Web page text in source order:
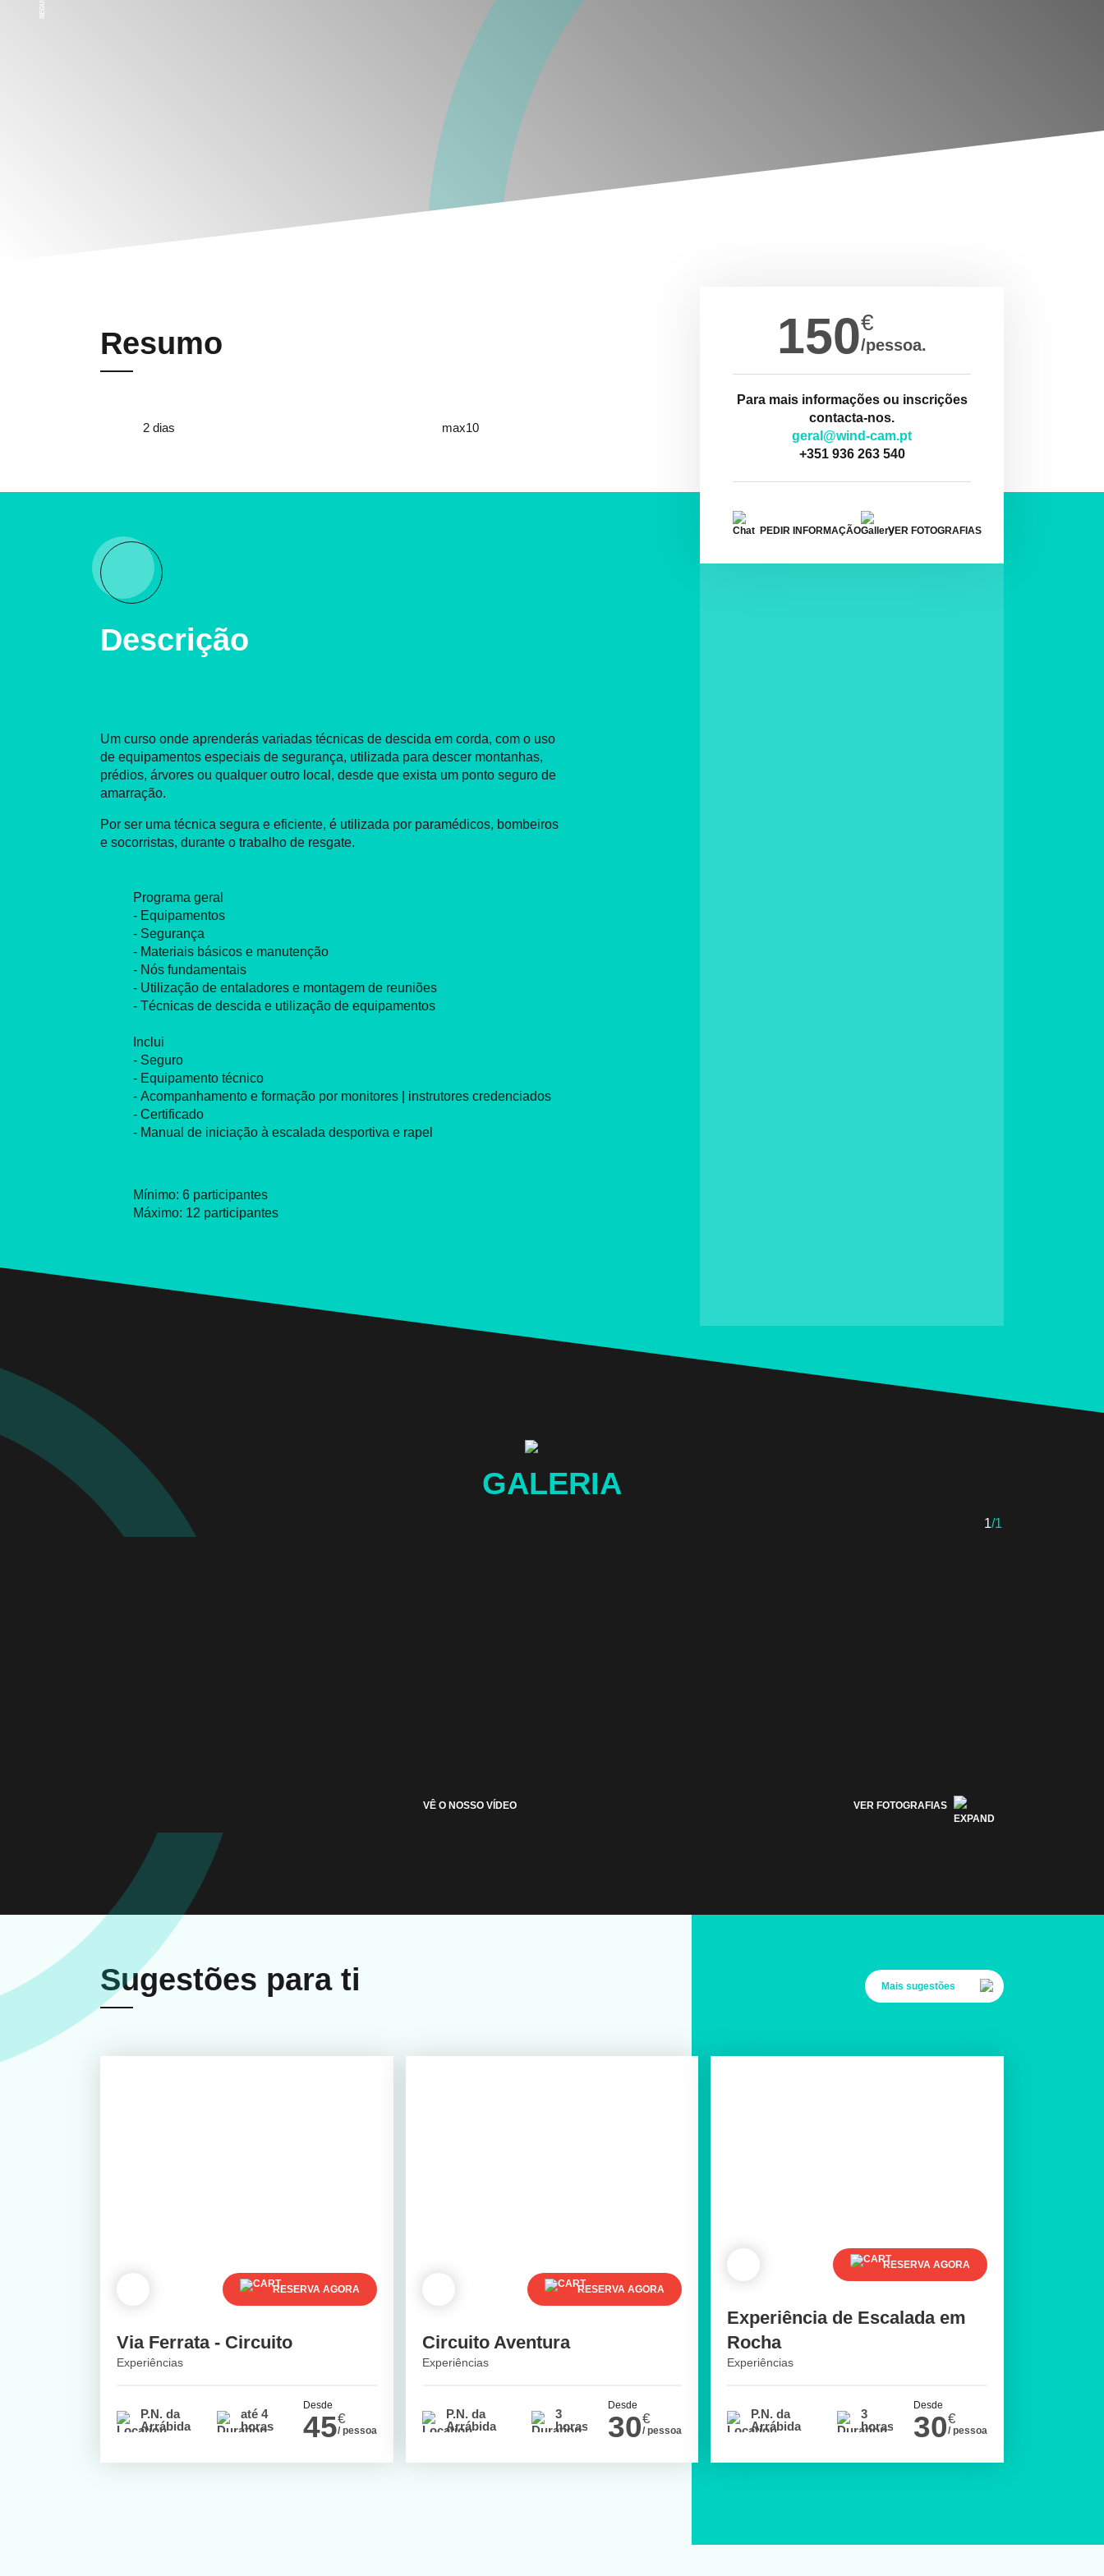
150€
/pessoa.
Para mais informações ou inscrições
contacta-nos.
geral@wind-cam.pt
+351 936 263 540
PEDIR INFORMAÇÃO VER FOTOGRAFIAS
Resumo
2 dias max10
Descrição
Um curso onde aprenderás variadas técnicas de descida em corda, com o uso
de equipamentos especiais de segurança, utilizada para descer montanhas,
prédios, árvores ou qualquer outro local, desde que exista um ponto seguro de
amarração.
Por ser uma técnica segura e eficiente, é utilizada por paramédicos, bombeiros
e socorristas, durante o trabalho de resgate.
Programa geral
- Equipamentos
- Segurança
- Materiais básicos e manutenção
- Nós fundamentais
- Utilização de entaladores e montagem de reuniões
- Técnicas de descida e utilização de equipamentos
Inclui
- Seguro
- Equipamento técnico
- Acompanhamento e formação por monitores | instrutores credenciados
- Certificado
- Manual de iniciação à escalada desportiva e rapel
Mínimo: 6 participantes
Máximo: 12 participantes
GALERIA
VÊ O NOSSO VÍDEO
1/1
VER FOTOGRAFIAS
Sugestões para ti Mais sugestões
RESERVA AGORA
Via Ferrata - Circuito
Experiências
P.N. da
Arrábida
até 4
horas
Desde
45€
/ pessoa
RESERVA AGORA
Circuito Aventura
Experiências
P.N. da
Arrábida
3
horas
Desde
30€
/ pessoa
RESERVA AGORA
Experiência de Escalada em
Rocha
Experiências
P.N. da
Arrábida
3
horas
Desde
30€
/ pessoa